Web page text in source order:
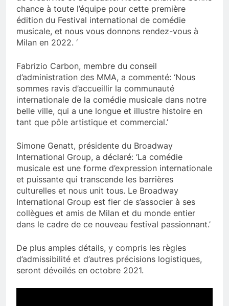
chance à toute l’équipe pour cette première
édition du Festival international de comédie
musicale, et nous vous donnons rendez-vous à
Milan en 2022. ‘
Fabrizio Carbon, membre du conseil
d’administration des MMA, a commenté: ‘Nous
sommes ravis d’accueillir la communauté
internationale de la comédie musicale dans notre
belle ville, qui a une longue et illustre histoire en
tant que pôle artistique et commercial.’
Simone Genatt, présidente du Broadway
International Group, a déclaré: ‘La comédie
musicale est une forme d’expression internationale
et puissante qui transcende les barrières
culturelles et nous unit tous. Le Broadway
International Group est fier de s’associer à ses
collègues et amis de Milan et du monde entier
dans le cadre de ce nouveau festival passionnant.’
De plus amples détails, y compris les règles
d’admissibilité et d’autres précisions logistiques,
seront dévoilés en octobre 2021.